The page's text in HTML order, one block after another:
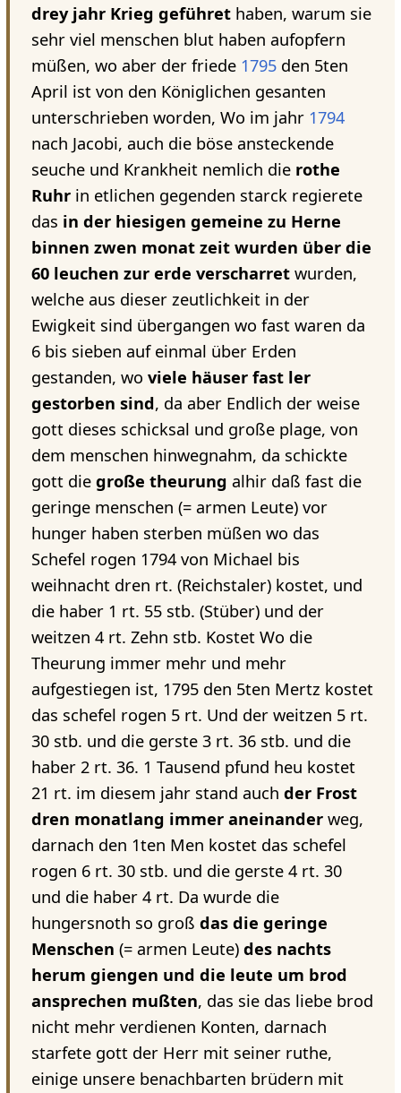
drey jahr Krieg geführethaben, warum sie
sehr viel menschen blut haben aufopfern
müßen, wo aber der friede 1795den 5ten
April ist von den Königlichen gesanten
unterschrieben worden, Wo im jahr 1794
nach Jacobi, auch die böse ansteckende
seuche und Krankheit nemlich die rothe
Ruhrin etlichen gegenden starck regierete
das in der hiesigen gemeine zu Herne
binnen zwen monat zeit wurden über die
60 leuchen zur erde verscharretwurden,
welche aus dieser zeutlichkeit in der
Ewigkeit sind übergangen wo fast waren da
6 bis sieben auf einmal über Erden
gestanden, wo viele häuser fast ler
gestorben sind, da aber Endlich der weise
gott dieses schicksal und große plage, von
dem menschen hinwegnahm, da schickte
gott die große theurung alhir daß fast die
geringe menschen (= armen Leute) vor
hunger haben sterben müßen wo das
Schefel rogen 1794 von Michael bis
weihnacht dren rt. (Reichstaler) kostet, und
die haber 1 rt. 55 stb. (Stüber) und der
weitzen 4 rt. Zehn stb. Kostet Wo die
Theurung immer mehr und mehr
aufgestiegen ist, 1795 den 5ten Mertz kostet
das schefel rogen 5 rt. Und der weitzen 5 rt.
30 stb. und die gerste 3 rt. 36 stb. und die
haber 2 rt. 36. 1 Tausend pfund heu kostet
21 rt. im diesem jahr stand auch der Frost
dren monatlang immer aneinanderweg,
darnach den 1ten Men kostet das schefel
rogen 6 rt. 30 stb. und die gerste 4 rt. 30
und die haber 4 rt. Da wurde die
hungersnoth so groß das die geringe
Menschen (= armen Leute) des nachts
herum giengen und die leute um brod
ansprechen mußten, das sie das liebe brod
nicht mehr verdienen Konten, darnach
starfete gott der Herr mit seiner ruthe,
einige unsere benachbarten brüdern mit